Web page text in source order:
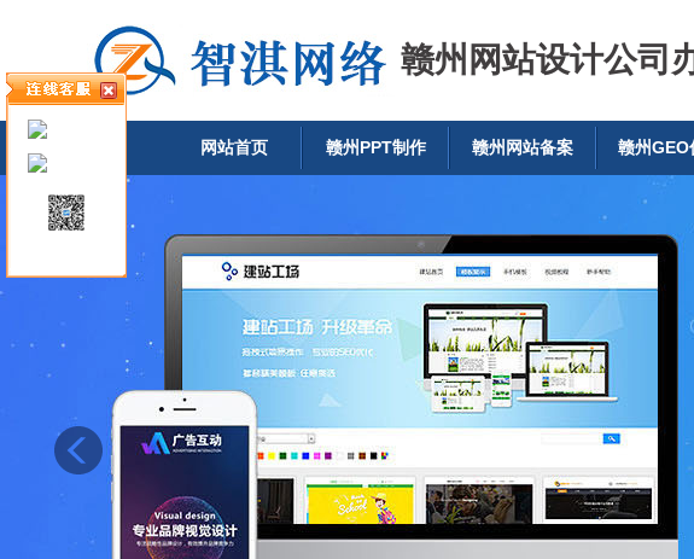
赣州网站设计公司
网站首页 赣州PPT制作 赣州网站备案 赣州GEO